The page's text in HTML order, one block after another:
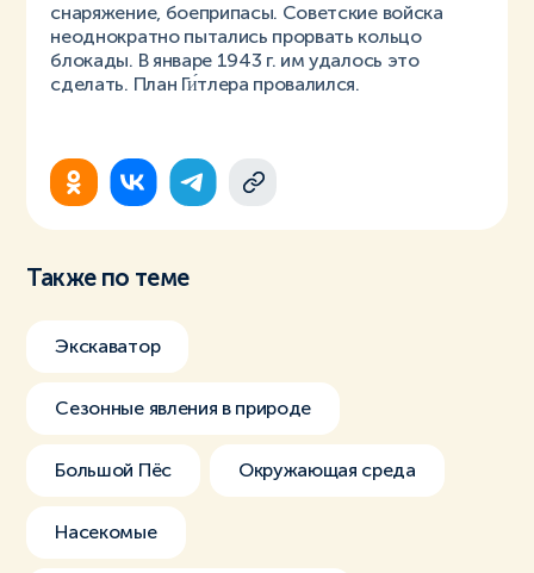
снаряжение, боеприпасы. Советские войска
неоднократно пытались прорвать кольцо
блокады. В январе 1943 г. им удалось это
сделать. План Ги́тлера провалился.
Также по теме
Экскаватор
Сезонные явления в природе
Большой Пёс Окружающая среда
Насекомые